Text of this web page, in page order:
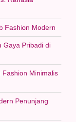
Fashion Modern
Gaya Pribadi di
Fashion Minimalis
Penunjang